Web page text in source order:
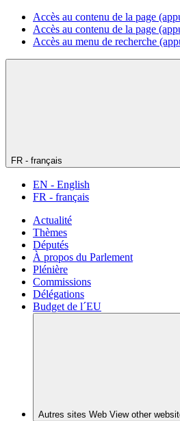
Accès au contenu de la page
Accès au contenu de la page
Accès au menu de recherche
FR - français
EN - English
FR - français
Actualité
Thèmes
Députés
À propos du Parlement
Plénière
Commissions
Délégations
Budget de l´EU
Autres sites Web View other